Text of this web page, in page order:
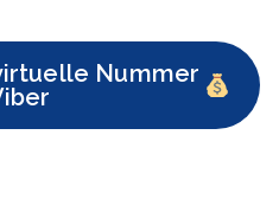
Nummer